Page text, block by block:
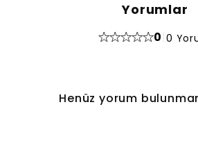
Yorumlar
0 0
Henüz yorum